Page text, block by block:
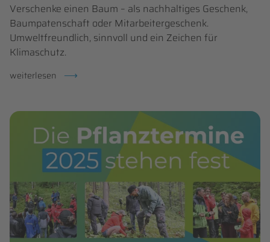
Verschenke einen Baum – als nachhaltiges Geschenk,
Baumpatenschaft oder Mitarbeitergeschenk.
Umweltfreundlich, sinnvoll und ein Zeichen für
Klimaschutz.
weiterlesen einen
geschenk
eine
umweltfreundliche
alternative!